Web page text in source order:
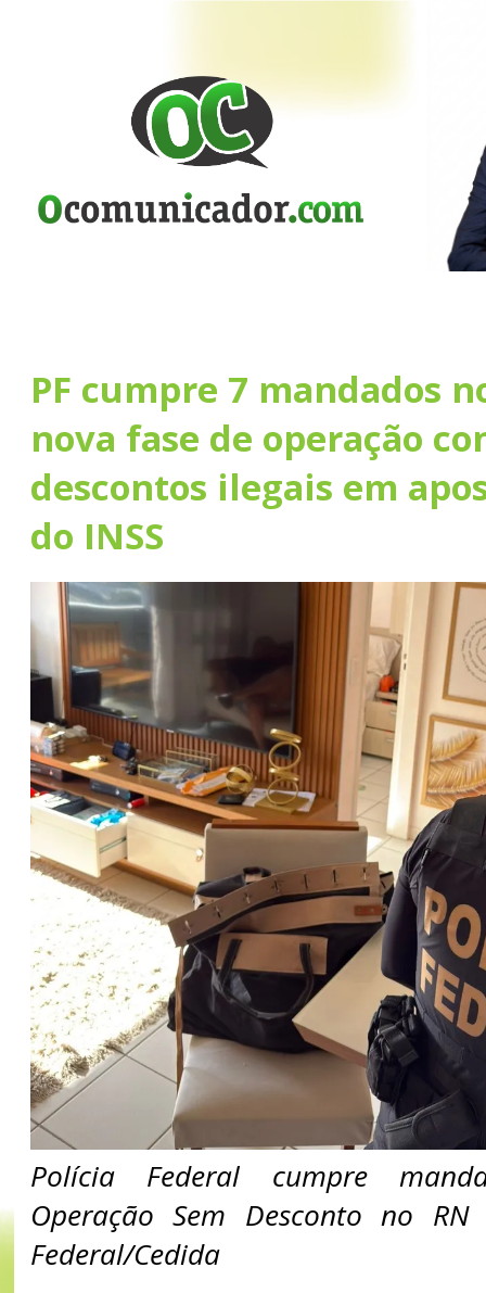
PF cumpre 7 mandados
nova fase de operação
descontos ilegais em
do INSS
Polícia Federal cumpre
Operação Sem Desconto no
Federal/Cedida